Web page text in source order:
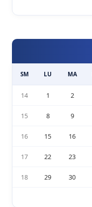
SM LU MA
14 1 2
15 8 9
16 15 16
17 22 23
18 29 30